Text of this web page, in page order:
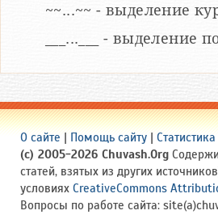
~~...~~ - выделение
___...___ - выделение
О сайте | Помощь сайту | Статистика
(c) 2005-2026 Chuvash.Org
статей, взятых из других
условиях CreativeCommons
Вопросы по работе сайта: